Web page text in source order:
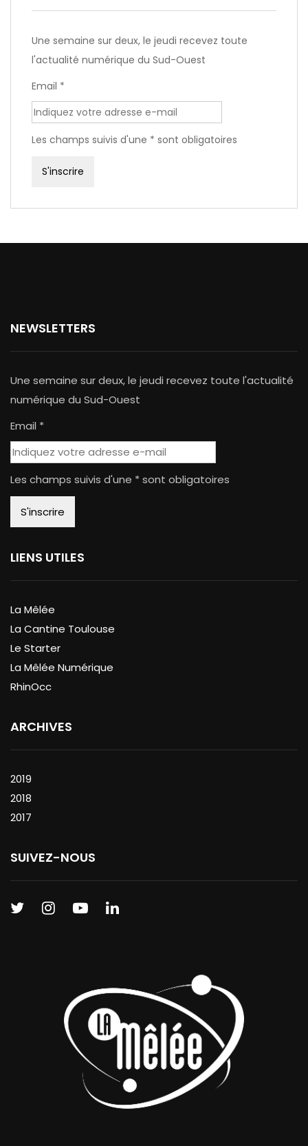
Une semaine sur deux, le jeudi recevez toute
l'actualité numérique du Sud-Ouest
Email *
Les champs suivis d'une * sont obligatoires
NEWSLETTERS
Une semaine sur deux, le jeudi recevez toute l'actualité
numérique du Sud-Ouest
Email *
Les champs suivis d'une * sont obligatoires
LIENS UTILES
La Mêlée
La Cantine Toulouse
Le Starter
La Mêlée Numérique
RhinOcc
ARCHIVES
2019
2018
2017
SUIVEZ-NOUS